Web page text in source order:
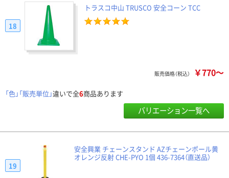
トラスコ中山 TRUSCO 安全コーン TCC
18
販売価格（税込） ￥770～
「色」「販売単位」違いで全6商品あります
バリエーション一覧へ
安全興業 チェーンスタンド AZチェーンポール黄
オレンジ反射 CHE-PYO 1個 436-7364（直送品）
19